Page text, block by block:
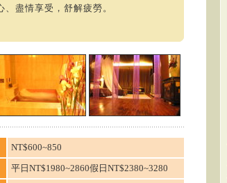
、盡情享受，舒解疲勞。
NT$600~850
平日NT$1980~2860假日NT$2380~3280